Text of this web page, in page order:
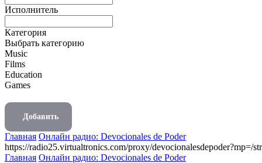
Исполнитель
Категория
Выбрать категорию
Music
Films
Education
Games
Добавить
Главная Онлайн радио: Devocionales de Poder
https://radio25.virtualtronics.com/proxy/devocionalesdepoder?mp=/
Главная Онлайн радио: Devocionales de Poder